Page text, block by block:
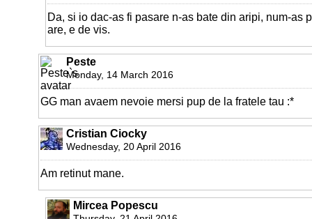
Da, si io dac-as fi pasare n-as bate din aripi, num-as
are, e de vis.
Peste
Monday, 14 March 2016
GG man avaem nevoie mersi pup de la fratele tau :*
Cristian Ciocky
Wednesday, 20 April 2016
Am retinut mane.
Mircea Popescu